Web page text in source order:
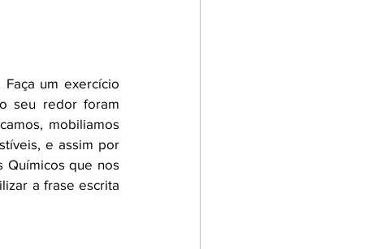
um exercício
seu redor foram
mobiliamos
e assim por
Químicos que nos
a frase escrita